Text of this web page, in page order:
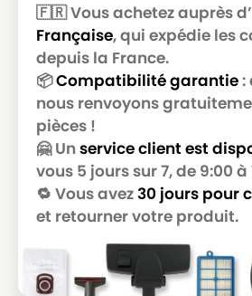
🇫🇷 Vous achetez auprès
Française, qui expédie les
depuis la France.
📦Compatibilité garantie:
nous renvoyons
pièces !
🤗 Un service client est
vous 5 jours sur 7, de 9:00 à
🔁 Vous avez30 jours pour
et retourner votre produit.